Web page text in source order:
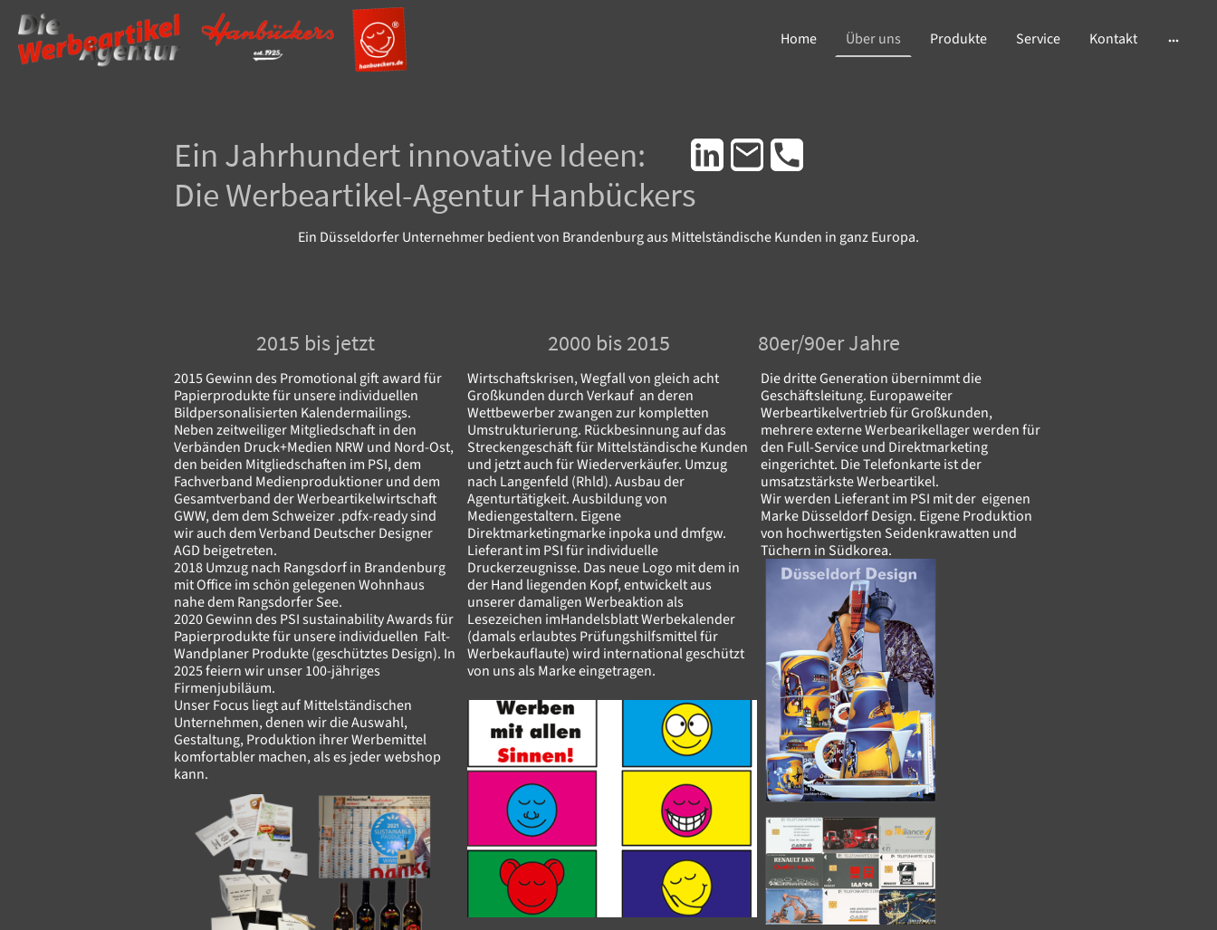
Home Über uns Produkte Service Kontakt
Ein Jahrhundert innovative Ideen:
Die Werbeartikel-Agentur Hanbückers
Ein Düsseldorfer Unternehmer bedient von Brandenburg aus Mittelständische Kunden in ganz Europa.
2015 bis jetzt
2015 Gewinn des Promotional gift award für
Papierprodukte für unsere individuellen
Bildpersonalisierten Kalendermailings.
Neben zeitweiliger Mitgliedschaft in den
Verbänden Druck+Medien NRW und Nord-Ost,
den beiden Mitgliedschaften im PSI, dem
Fachverband Medienproduktioner und dem
Gesamtverband der Werbeartikelwirtschaft
GWW, dem dem Schweizer .pdfx-ready sind
wir auch dem Verband Deutscher Designer
AGD beigetreten.
2018 Umzug nach Rangsdorf in Brandenburg
mit Office im schön gelegenen Wohnhaus
nahe dem Rangsdorfer See.
2020 Gewinn des PSI sustainability Awards für
Papierprodukte für unsere individuellen Falt-
Wandplaner Produkte (geschütztes Design). In
2025 feiern wir unser 100-jähriges
Firmenjubiläum.
Unser Focus liegt auf Mittelständischen
Unternehmen, denen wir die Auswahl,
Gestaltung, Produktion ihrer Werbemittel
komfortabler machen, als es jeder webshop
kann.
2000 bis 2015
Wirtschaftskrisen, Wegfall von gleich acht
Großkunden durch Verkauf an deren
Wettbewerber zwangen zur kompletten
Umstrukturierung. Rückbesinnung auf das
Streckengeschäft für Mittelständische Kunden
und jetzt auch für Wiederverkäufer. Umzug
nach Langenfeld (Rhld). Ausbau der
Agenturtätigkeit. Ausbildung von
Mediengestaltern. Eigene
Direktmarketingmarke inpoka und dmfgw.
Lieferant im PSI für individuelle
Druckerzeugnisse. Das neue Logo mit dem in
der Hand liegenden Kopf, entwickelt aus
unserer damaligen Werbeaktion als
Lesezeichen imHandelsblatt Werbekalender
(damals erlaubtes Prüfungshilfsmittel für
Werbekauflaute) wird international geschützt
von uns als Marke eingetragen.
80er/90er Jahre
Die dritte Generation übernimmt die
Geschäftsleitung. Europaweiter
Werbeartikelvertrieb für Großkunden,
mehrere externe Werbearikellager werden für
den Full-Service und Direktmarketing
eingerichtet. Die Telefonkarte ist der
umsatzstärkste Werbeartikel.
Wir werden Lieferant im PSI mit der eigenen
Marke Düsseldorf Design. Eigene Produktion
von hochwertigsten Seidenkrawatten und
Tüchern in Südkorea.